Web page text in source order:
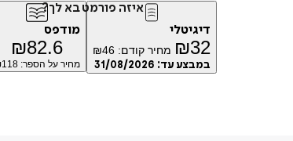
איזה פורמט בא לך?
דיגיטלי
₪32 מחיר קודם: ₪46
במבצע עד: 31/08/2026
מודפס
₪82.6
מחיר על הספר: ₪118